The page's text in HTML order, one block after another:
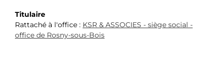
Titulaire
Rattaché à l'office : KSR & ASSOCIES - siège social -
office de Rosny-sous-Bois